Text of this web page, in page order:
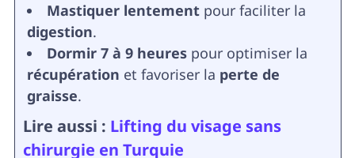
Mastiquer lentementpour faciliter la
digestion.
Dormir 7 à 9 heurespour optimiser la
récupération et favoriser la perte de
graisse.
Lire aussi : Lifting du visage sans
chirurgie en Turquie